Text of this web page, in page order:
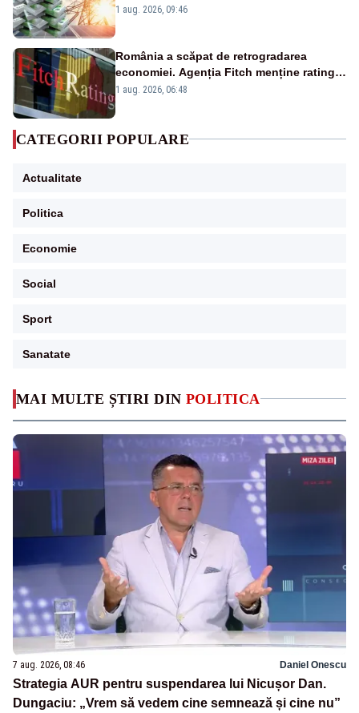
MAI MULTE ȘTIRI DIN POLITICA
7 aug. 2026, 08:46 Daniel Onescu
Strategia AUR pentru suspendarea lui Nicușor Dan.
Dungaciu: „Vrem să vedem cine semnează și cine nu”
Analiză Realitatea Plus
1 aug. 2026, 09:46
România a scăpat de retrogradarea
economiei. Agenția Fitch menține ratingul
„BBB-” cu perspectivă negativă
1 aug. 2026, 06:48
CATEGORII POPULARE
Actualitate
Politica
Economie
Social
Sport
Sanatate